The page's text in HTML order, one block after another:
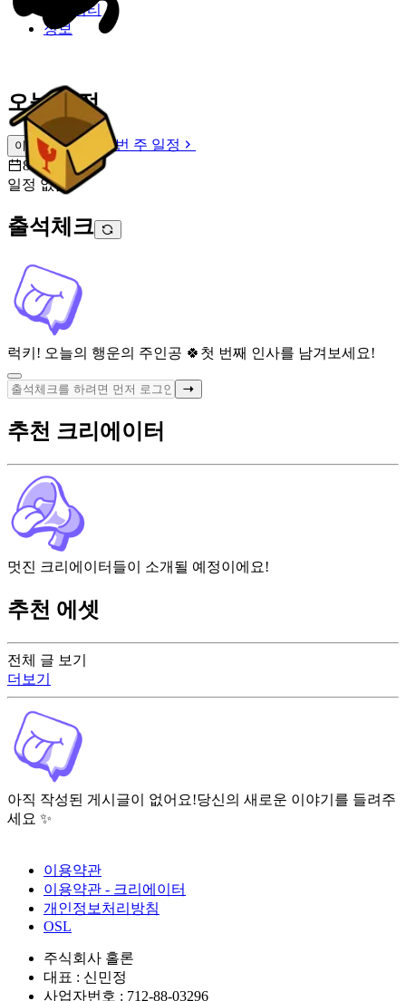
커뮤니티
정보
오늘 일정
이번 주 일정
이번 주 일정
8월 6일 [목]
일정 없음
출석체크
럭키! 오늘의 행운의 주인공 🍀 첫 번째 인사를 남겨보세요!
전체 글 보기
더보기
아직 작성된 게시글이 없어요!당신의 새로운 이야기를 들려주
세요 ✨
추천 크리에이터
멋진 크리에이터들이 소개될 예정이에요!
추천 에셋
이용약관
이용약관 - 크리에이터
개인정보처리방침
OSL
주식회사 홀론
대표 : 신민정
사업자번호 : 712-88-03296